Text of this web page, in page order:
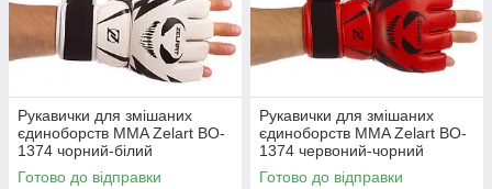
Рукавички для змішаних
єдиноборств MMA Zelart BO-
1374 чорний-білий
Готово до відправки
Рукавички для змішаних
єдиноборств MMA Zelart BO-
1374 червоний-чорний
Готово до відправки